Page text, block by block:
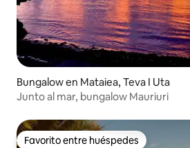
Bungalow en Mataiea, Teva I Uta
Junto al mar, bungalow Mauriuri
Favorito entre huéspedes